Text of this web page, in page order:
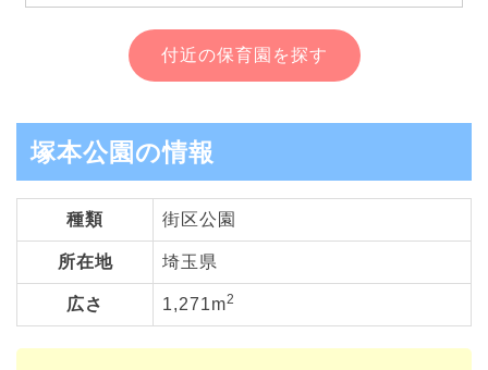
付近の保育園を探す
塚本公園の情報
種類 街区公園
所在地 埼玉県
広さ 1,271m2